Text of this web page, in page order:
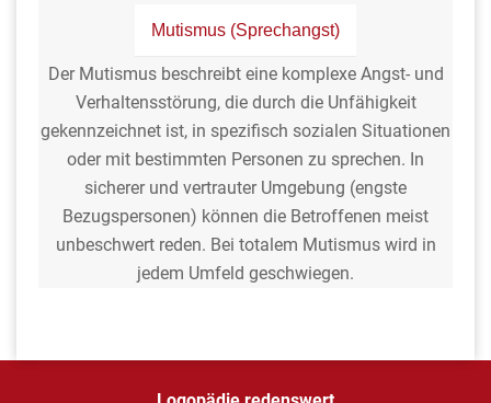
Mutismus (Sprechangst)
Der Mutismus beschreibt eine komplexe Angst- und
Verhaltensstörung, die durch die Unfähigkeit
gekennzeichnet ist, in spezifisch sozialen Situationen
oder mit bestimmten Personen zu sprechen. In
sicherer und vertrauter Umgebung (engste
Bezugspersonen) können die Betroffenen meist
unbeschwert reden. Bei totalem Mutismus wird in
jedem Umfeld geschwiegen.